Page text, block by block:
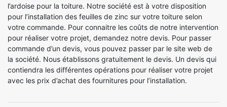
l’ardoise pour la toiture. Notre société est à votre disposition
pour l’installation des feuilles de zinc sur votre toiture selon
votre commande. Pour connaitre les coûts de notre intervention
pour réaliser votre projet, demandez notre devis. Pour passer
commande d’un devis, vous pouvez passer par le site web de
la société. Nous établissons gratuitement le devis. Un devis qui
contiendra les différentes opérations pour réaliser votre projet
avec les prix d’achat des fournitures pour l’installation.